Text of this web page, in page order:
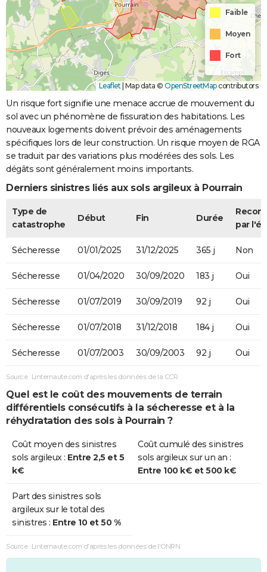
Faible
Moyen
Fort
Leaflet | Map data © OpenStreetMapcontributors
Un risque fort signifie une menace accrue de mouvement du
sol avec un phénomène de fissuration des habitations. Les
nouveaux logements doivent prévoir des aménagements
spécifiques lors de leur construction. Un risque moyen de RGA
se traduit par des variations plus modérées des sols. Les
dégâts sont généralement moins importants.
Derniers sinistres liés aux sols argileux à Pourrain
Type de
catastrophe
Début Fin Durée
par
Sécheresse 01/01/2025 31/12/2025 365 j Non
Sécheresse 01/04/2020 30/09/2020 183 j Oui
Sécheresse 01/07/2019 30/09/2019 92 j Oui
Sécheresse 01/07/2018 31/12/2018 184 j Oui
Sécheresse 01/07/2003 30/09/2003 92 j Oui
Source : Linternaute.com d'après les données de la CCR
Quel est le coût des mouvements de terrain
différentiels consécutifs à la sécheresse et à la
réhydratation des sols à Pourrain ?
Coût moyen des sinistres
sols argileux : Entre 2,5 et 5
k€
Coût cumulé des sinistres
sols argileux sur un an :
Entre 100 k€ et 500 k€
Part des sinistres sols
argileux sur le total des
sinistres : Entre 10 et 50 %
Source : Linternaute.com d'après les données de l'ONRN